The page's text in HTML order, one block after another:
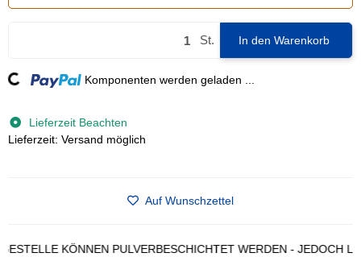
St. In den Warenkorb
Komponenten werden geladen ...
Lieferzeit Beachten
Lieferzeit: Versand möglich
Auf Wunschzettel
KÖNNEN PULVERBESCHICHTET WERDEN - JEDOCH